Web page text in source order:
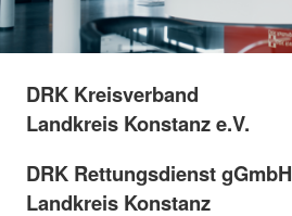
DRK Kreisverband
Landkreis Konstanz e.V.
DRK Rettungsdienst gGmbH
Landkreis Konstanz